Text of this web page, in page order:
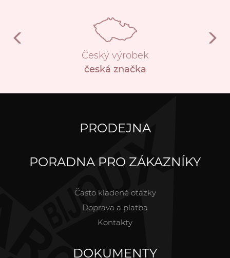
Český výrobek
česká značka
PRODEJNA
PORADNA PRO ZÁKAZNÍKY
Často kladené otázky
Doprava a platba
Kontakty
DOKUMENTY